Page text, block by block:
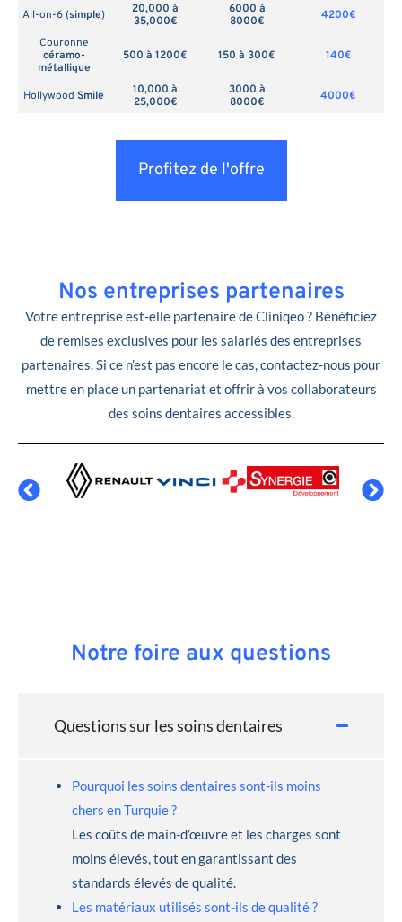
All-on-6 (simple)
20,000 à
35,000€
6000 à
8000€
4200€
Couronne
céramo-
métallique
500 à 1200€ 150 à 300€ 140€
Hollywood Smile
10,000 à
25,000€
3000 à
8000€
4000€
Profitez de l'offre
Nos entreprises partenaires
Votre entreprise est-elle partenaire de Cliniqeo ? Bénéficiez
de remises exclusives pour les salariés des entreprises
partenaires. Si ce n’est pas encore le cas, contactez-nous pour
mettre en place un partenariat et offrir à vos collaborateurs
des soins dentaires accessibles.
Notre foire aux questions
Questions sur les soins dentaires
Pourquoi les soins dentaires sont-ils moins
chers en Turquie ?
Les coûts de main-d’œuvre et les charges sont
moins élevés, tout en garantissant des
standards élevés de qualité.
Les matériaux utilisés sont-ils de qualité ?